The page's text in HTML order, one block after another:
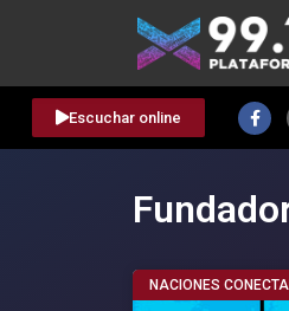
Escuchar online
NACIONES